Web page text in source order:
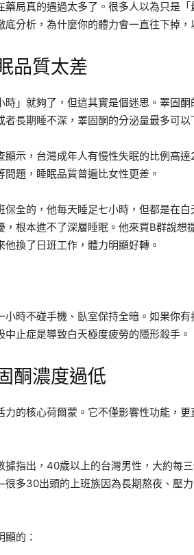
藥局真的遇過太多了。很多人以為只是
底分析，為什麼你的體力會一直往下掉，
品質太差
時」就夠了，但這其實是個迷思。睪固
者長期睡不深，睪固酮的分泌量最多可以
顯示，台灣成年人有慢性失眠的比例高
問題，睡眠品質普遍比女性更差。
保全的，他每天睡足七小時，但都是在
，根本進不了深層睡眠。他來買B群說想
換了日班工作，體力明顯好轉。
小時不碰手機、臥室保持全暗。如果你
中止症是導致白天極度疲勞的隱形殺手。
酮濃度過低
力的核心荷爾蒙。它不僅影響性功能，
據指出，40歲以上的台灣男性，大約每
多30出頭的上班族因為長期熬夜、壓
的：